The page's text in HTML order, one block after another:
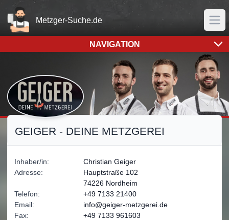
Home
Metzger-Suche.de
NAVIGATION
Sämtliche Bilder- und Logorechte liegen bei der Metzgerei
GEIGER - DEINE METZGEREI
Inhaber/in: Christian Geiger
Adresse:
Hauptstraße 102
74226 Nordheim
Telefon:
+49 7133 21400
Email:
info@geiger-metzgerei.de
Fax:
+49 7133 961603